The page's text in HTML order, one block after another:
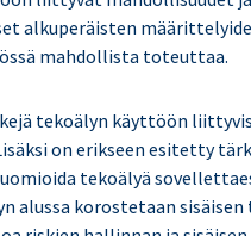
alkuperäisten
mahdollista toteuttaa.
tekoälyn käyttöön
on erikseen esitetty
tekoälyä
alussa korostetaan